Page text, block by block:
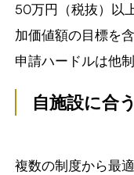
50万円（税抜）以
加価値額の目標を
申請ハードルは他
自施設に合
複数の制度から最